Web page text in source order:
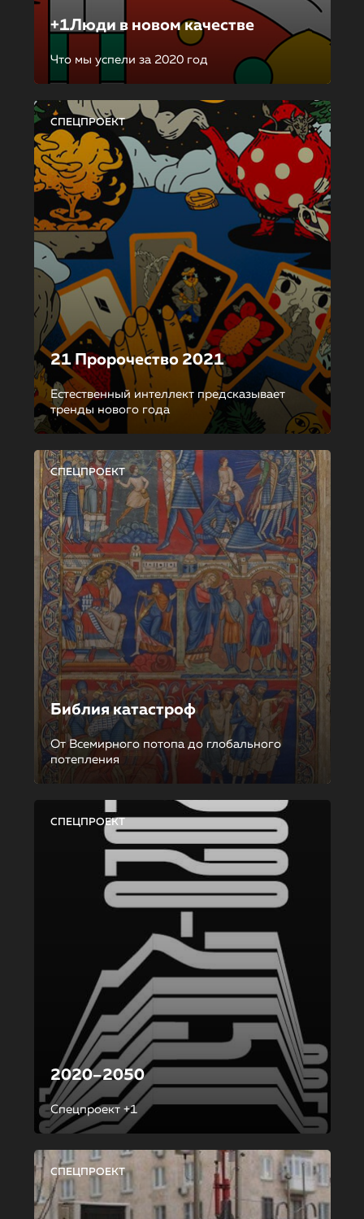
+1Люди в новом качестве
Что мы успели за 2020 год
СПЕЦПРОЕКТ
21 Пророчество 2021
Естественный интеллект предсказывает
тренды нового года
СПЕЦПРОЕКТ
Библия катастроф
От Всемирного потопа до глобального
потепления
СПЕЦПРОЕКТ
2020–2050
Спецпроект +1
СПЕЦПРОЕКТ